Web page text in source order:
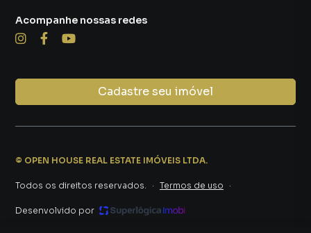
Cadastre seu imóvel
Acompanhe nossas redes
© OPEN HOUSE REAL ESTATE IMÓVEIS LTDA.
Todos os direitos reservados. · Termos de uso ·
Desenvolvido por